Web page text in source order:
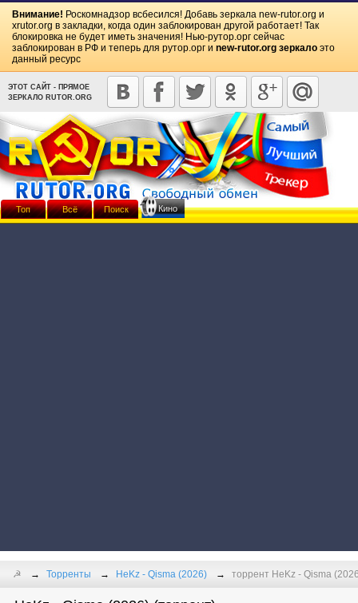
Внимание! Роскомнадзор всбесился! Добавь зеркала new-rutor.org и
xrutor.org в закладки, когда один заблокирован другой работает! Так
блокировка не будет иметь значения! Нью-рутор.орг сейчас
заблокирован в РФ и теперь для рутор.орг и new-rutor.org зеркало это
данный ресурс
ЭТОТ САЙТ - ПРЯМОЕ
ЗЕРКАЛО RUTOR.ORG
☭ Торренты HeKz - Qisma (2026) торрент HeKz - Qisma